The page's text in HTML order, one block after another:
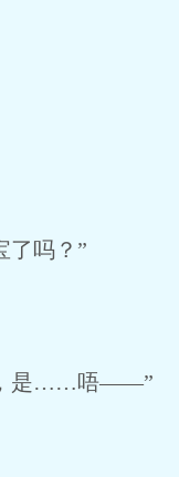
了吗？”
，是……唔——”